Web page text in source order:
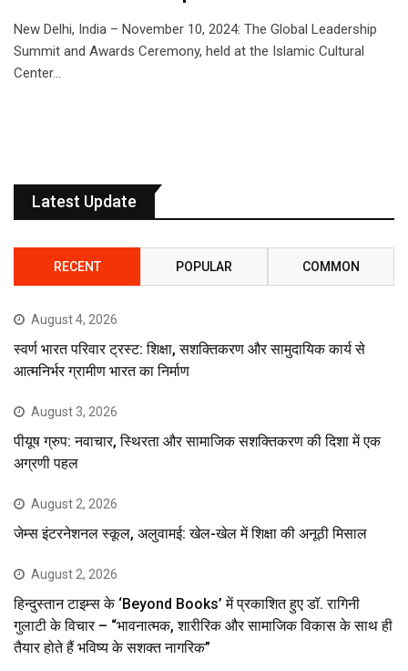
New Delhi, India – November 10, 2024: The Global Leadership
Summit and Awards Ceremony, held at the Islamic Cultural
Center…
Latest Update
RECENT POPULAR COMMON
August 4, 2026
स्वर्ण भारत परिवार ट्रस्ट: शिक्षा, सशक्तिकरण और सामुदायिक कार्य से
आत्मनिर्भर ग्रामीण भारत का निर्माण
August 3, 2026
पीयूष ग्रुप: नवाचार, स्थिरता और सामाजिक सशक्तिकरण की दिशा में एक
अग्रणी पहल
August 2, 2026
जेम्स इंटरनेशनल स्कूल, अलुवामई: खेल-खेल में शिक्षा की अनूठी मिसाल
August 2, 2026
हिन्दुस्तान टाइम्स के ‘Beyond Books’ में प्रकाशित हुए डॉ. रागिनी
गुलाटी के विचार – “भावनात्मक, शारीरिक और सामाजिक विकास के साथ ही
तैयार होते हैं भविष्य के सशक्त नागरिक”